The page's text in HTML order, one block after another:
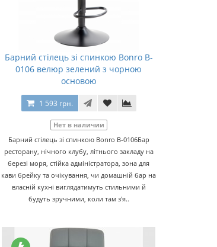
Барний стілець зі спинкою Bonro B-
0106 велюр зелений з чорною
основою
1 593 грн.
Нет в наличии
Барний стілець зі спинкою Bonro B-0106Бар
ресторану, нічного клубу, літнього закладу на
березі моря, стійка адміністратора, зона для
кави брейку та очікування, чи домашній бар на
власній кухні виглядатимуть стильними й
будуть зручними, коли там з'я..